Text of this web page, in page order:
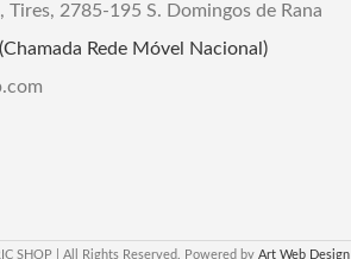
Tires, 2785-195 S. Domingos de Rana
Rede Móvel Nacional)
SHOP | All Rights Reserved. Powered by Art Web Design